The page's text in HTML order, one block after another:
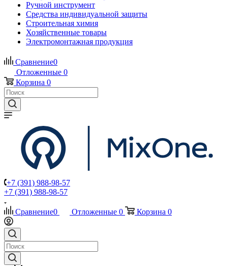
Ручной инструмент
Средства индивидуальной защиты
Строительная химия
Хозяйственные товары
Электромонтажная продукция
Сравнение0
Отложенные 0
Корзина 0
+7 (391) 988-98-57
+7 (391) 988-98-57
Сравнение0 Отложенные 0 Корзина 0